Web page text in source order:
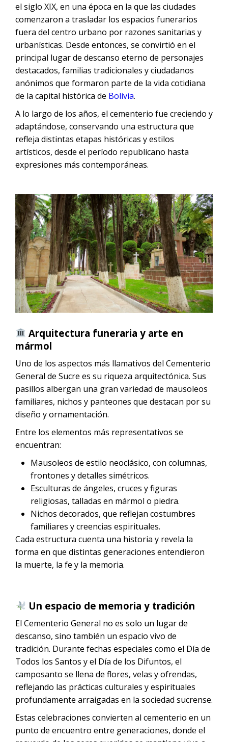
el siglo XIX, en una época en la que las ciudades
comenzaron a trasladar los espacios funerarios
fuera del centro urbano por razones sanitarias y
urbanísticas. Desde entonces, se convirtió en el
principal lugar de descanso eterno de personajes
destacados, familias tradicionales y ciudadanos
anónimos que formaron parte de la vida cotidiana
de la capital histórica de Bolivia.
A lo largo de los años, el cementerio fue creciendo y
adaptándose, conservando una estructura que
refleja distintas etapas históricas y estilos
artísticos, desde el período republicano hasta
expresiones más contemporáneas.
Arquitectura funeraria y arte en
mármol
Uno de los aspectos más llamativos del Cementerio
General de Sucre es su riqueza arquitectónica. Sus
pasillos albergan una gran variedad de mausoleos
familiares, nichos y panteones que destacan por su
diseño y ornamentación.
Entre los elementos más representativos se
encuentran:
Mausoleos de estilo neoclásico, con columnas,
frontones y detalles simétricos.
Esculturas de ángeles, cruces y figuras
religiosas, talladas en mármol o piedra.
Nichos decorados, que reflejan costumbres
familiares y creencias espirituales.
Cada estructura cuenta una historia y revela la
forma en que distintas generaciones entendieron
la muerte, la fe y la memoria.
Un espacio de memoria y tradición
El Cementerio General no es solo un lugar de
descanso, sino también un espacio vivo de
tradición. Durante fechas especiales como el Día de
Todos los Santos y el Día de los Difuntos, el
camposanto se llena de flores, velas y ofrendas,
reflejando las prácticas culturales y espirituales
profundamente arraigadas en la sociedad sucrense.
Estas celebraciones convierten al cementerio en un
punto de encuentro entre generaciones, donde el